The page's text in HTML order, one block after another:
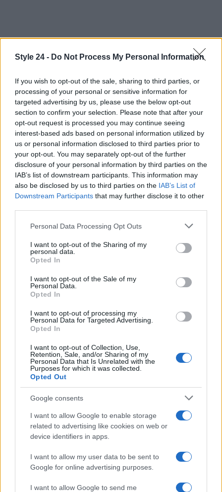
Style 24 - Do Not Process My Personal Information
If you wish to opt-out of the sale, sharing to third parties, or
processing of your personal or sensitive information for
targeted advertising by us, please use the below opt-out
section to confirm your selection. Please note that after your
opt-out request is processed you may continue seeing
interest-based ads based on personal information utilized by
us or personal information disclosed to third parties prior to
your opt-out. You may separately opt-out of the further
disclosure of your personal information by third parties on the
IAB’s list of downstream participants. This information may
also be disclosed by us to third parties on the IAB’s List of
Downstream Participants that may further disclose it to other
Please note that this website/app uses one or more Google
not limited to your visit or usage behaviour. You may click to
grant or deny consent to Google and its third-party tags to
use your data for below specified purposes in below Google
consent section.
Personal Data Processing Opt Outs
I want to opt-out of the Sharing of my
personal data.
Opted In
I want to opt-out of the Sale of my
Personal Data.
Opted In
I want to opt-out of processing my
Personal Data for Targeted Advertising.
Opted In
I want to opt-out of Collection, Use,
Retention, Sale, and/or Sharing of my
Personal Data that Is Unrelated with the
Purposes for which it was collected.
Opted Out
Google consents
I want to allow Google to enable storage
related to advertising like cookies on web or
device identifiers in apps.
I want to allow my user data to be sent to
Google for online advertising purposes.
I want to allow Google to send me
AUTORE
Staff
Continua a leggere